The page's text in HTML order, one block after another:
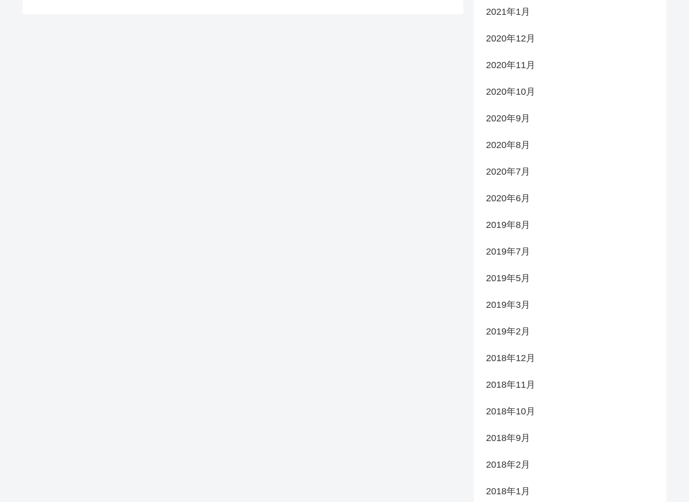
2021年1月
2020年12月
2020年11月
2020年10月
2020年9月
2020年8月
2020年7月
2020年6月
2019年8月
2019年7月
2019年5月
2019年3月
2019年2月
2018年12月
2018年11月
2018年10月
2018年9月
2018年2月
2018年1月